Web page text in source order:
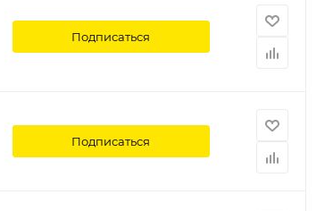
Подписаться
Подписаться